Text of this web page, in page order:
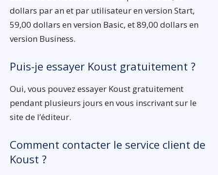
dollars par an et par utilisateur en version Start,
59,00 dollars en version Basic, et 89,00 dollars en
version Business.
Puis-je essayer Koust gratuitement ?
Oui, vous pouvez essayer Koust gratuitement
pendant plusieurs jours en vous inscrivant sur le
site de l’éditeur.
Comment contacter le service client de
Koust ?